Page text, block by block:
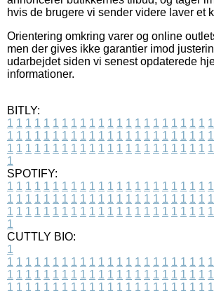
hvis de brugere vi sender videre laver et
Orientering omkring varer og online
men der gives ikke garantier imod
udarbejdet siden vi senest opdaterede
informationer.
BITLY:
1 1 1 1 1 1 1 1 1 1 1 1 1 1 1 1 1 1 1 1 1 1 1
1 1 1 1 1 1 1 1 1 1 1 1 1 1 1 1 1 1 1 1 1 1 1
1 1 1 1 1 1 1 1 1 1 1 1 1 1 1 1 1 1 1 1 1 1 1
1
SPOTIFY:
1 1 1 1 1 1 1 1 1 1 1 1 1 1 1 1 1 1 1 1 1 1 1
1 1 1 1 1 1 1 1 1 1 1 1 1 1 1 1 1 1 1 1 1 1 1
1 1 1 1 1 1 1 1 1 1 1 1 1 1 1 1 1 1 1 1 1 1 1
1
CUTTLY BIO:
1
1 1 1 1 1 1 1 1 1 1 1 1 1 1 1 1 1 1 1 1 1 1 1
1 1 1 1 1 1 1 1 1 1 1 1 1 1 1 1 1 1 1 1 1 1 1
1 1 1 1 1 1 1 1 1 1 1 1 1 1 1 1 1 1 1 1 1 1 1